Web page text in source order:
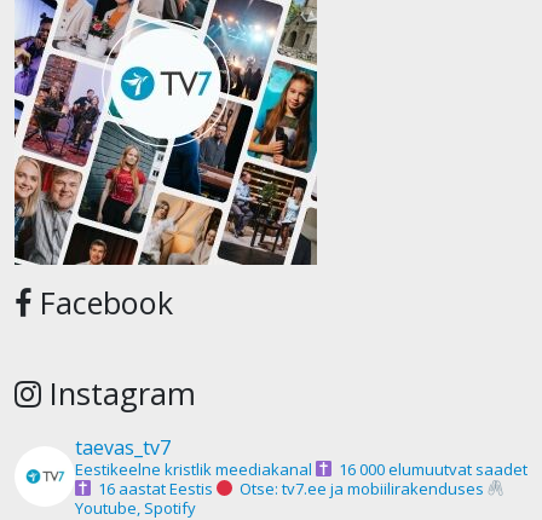
Facebook
Instagram
taevas_tv7
Eestikeelne kristlik meediakanal
16 000 elumuutvat saadet
16 aastat Eestis
Otse: tv7.ee ja mobiilirakenduses
Youtube, Spotify